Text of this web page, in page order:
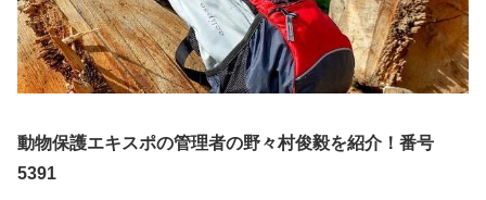
動物保護エキスポの管理者の野々村俊毅を紹介！番号
5391